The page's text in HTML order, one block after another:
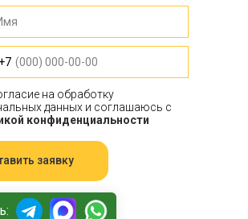
+7
на обработку
данных и соглашаюсь с
конфиденциальности
заявку